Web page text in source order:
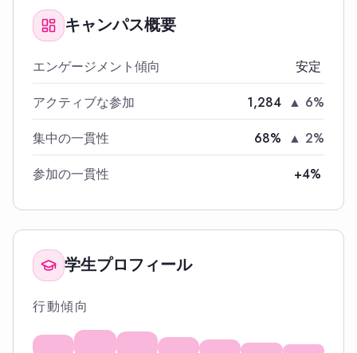
キャンパス概要
エンゲージメント傾向
安定
アクティブな参加
1,284 ▲ 6%
集中の一貫性
68% ▲ 2%
参加の一貫性
+4%
学生プロフィール
行動傾向